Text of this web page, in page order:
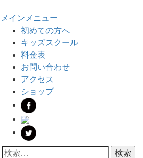
メインメニュー
初めての方へ
キッズスクール
料金表
お問い合わせ
アクセス
ショップ